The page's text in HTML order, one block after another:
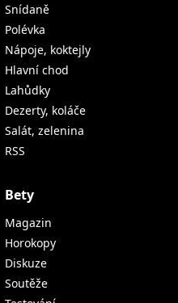
Snídaně
Polévka
Nápoje, koktejly
Hlavní chod
Lahůdky
Dezerty, koláče
Salát, zelenina
RSS
Bety
Magazin
Horokopy
Diskuze
Soutěže